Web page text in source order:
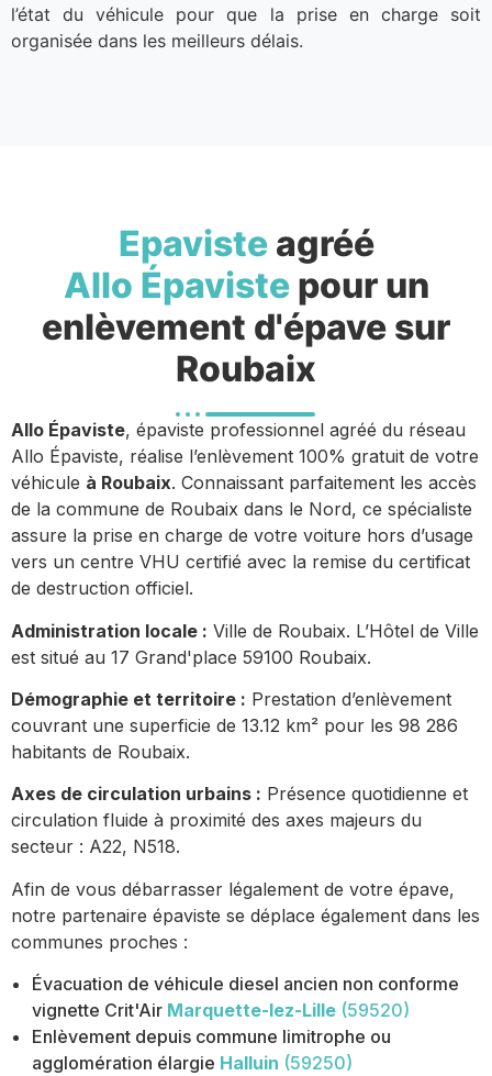
l’état du véhicule pour que la prise en charge soit
organisée dans les meilleurs délais.
Epavisteagréé
Allo Épavistepour un
enlèvement d'épave sur
Roubaix
Allo Épaviste, épaviste professionnel agréé du réseau
Allo Épaviste, réalise l’enlèvement 100% gratuit de votre
véhicule à Roubaix. Connaissant parfaitement les accès
de la commune de Roubaix dans le Nord, ce spécialiste
assure la prise en charge de votre voiture hors d’usage
vers un centre VHU certifié avec la remise du certificat
de destruction officiel.
Administration locale : Ville de Roubaix. L’Hôtel de Ville
est situé au 17 Grand'place 59100 Roubaix.
Démographie et territoire : Prestation d’enlèvement
couvrant une superficie de 13.12 km² pour les 98 286
habitants de Roubaix.
Axes de circulation urbains : Présence quotidienne et
circulation fluide à proximité des axes majeurs du
secteur : A22, N518.
Afin de vous débarrasser légalement de votre épave,
notre partenaire épaviste se déplace également dans les
communes proches :
Évacuation de véhicule diesel ancien non conforme
vignette Crit'Air Marquette-lez-Lille (59520)
Enlèvement depuis commune limitrophe ou
agglomération élargie Halluin (59250)